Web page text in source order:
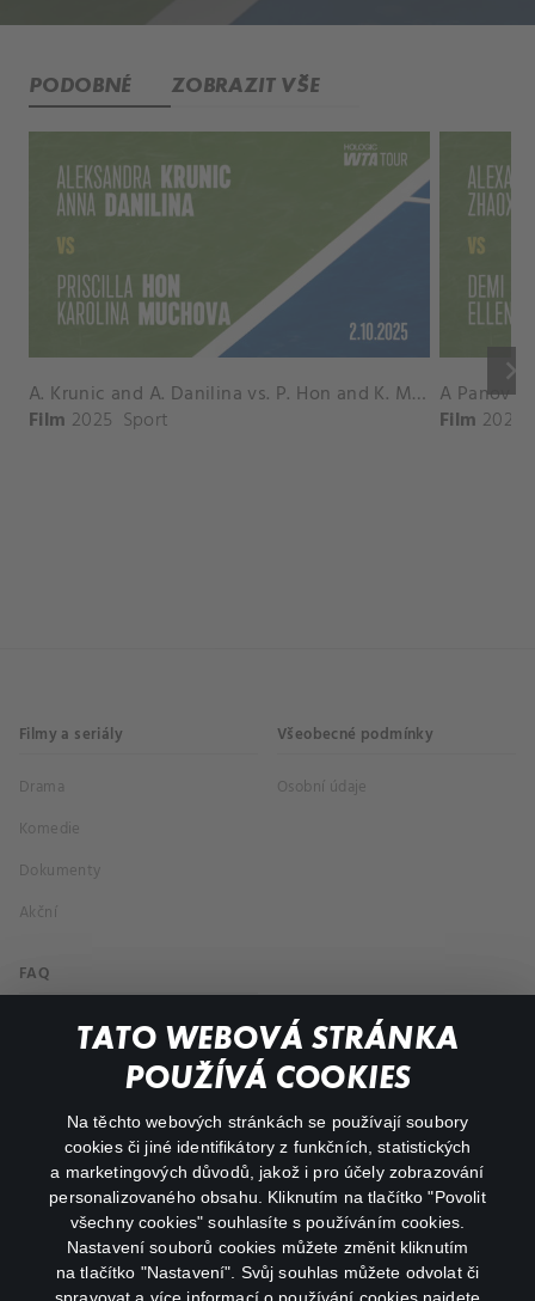
TATO WEBOVÁ STRÁNKA
POUŽÍVÁ COOKIES
Na těchto webových stránkách se používají soubory
cookies či jiné identifikátory z funkčních, statistických
a marketingových důvodů, jakož i pro účely zobrazování
personalizovaného obsahu. Kliknutím na tlačítko "Povolit
všechny cookies" souhlasíte s používáním cookies.
Nastavení souborů cookies můžete změnit kliknutím
na tlačítko "Nastavení". Svůj souhlas můžete odvolat či
PODOBNÉ ZOBRAZIT VŠE
keyboard_arrow_right
A. Krunic and A. Danilina vs. P. Hon and K. Muchova Match Highlights - BEIJING_Capital Group Diamond ( October 02, 2025)
Film 2025 Sport Film 2026
Filmy a seriály
Drama
Komedie
Dokumenty
Akční
Všeobecné podmínky
Osobní údaje
FAQ
Můj účet
Důležité odkazy
facebookinstagram
youtube